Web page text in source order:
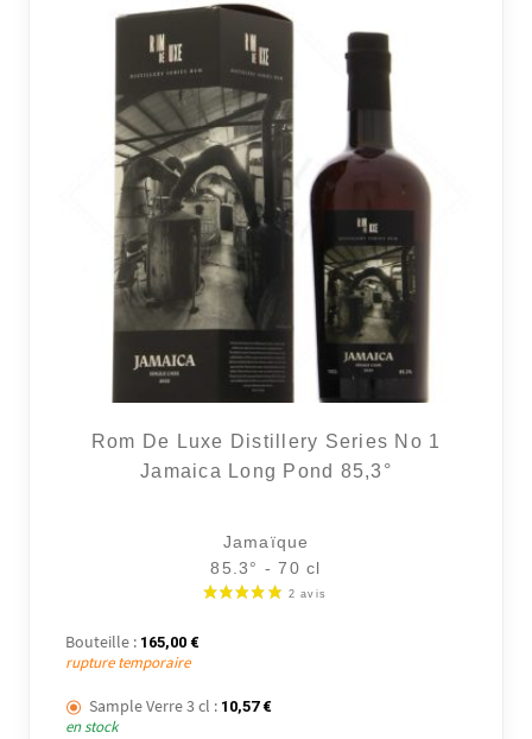
COFFRETS & CADEAUX
BOUTIQUE LOIRET
Rom De Luxe Distillery Series No 1
Jamaica Long Pond 85,3°
Jamaïque
85.3° - 70 cl
Bouteille : 165,00 €
rupture temporaire
Sample Verre 3 cl : 10,57 €
en stock